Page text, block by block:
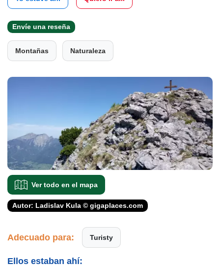
Envíe una reseña
Montañas Naturaleza
Ver todo en el mapa
Autor: Ladislav Kula © gigaplaces.com
Adecuado para: Turisty
Ellos estaban ahí: